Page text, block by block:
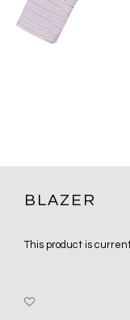
BLAZER
This product is